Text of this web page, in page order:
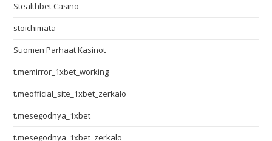
Stealthbet Casino
stoichimata
Suomen Parhaat Kasinot
t.memirror_1xbet_working
t.meofficial_site_1xbet_zerkalo
t.mesegodnya_1xbet
t.mesegodnya_1xbet_zerkalo